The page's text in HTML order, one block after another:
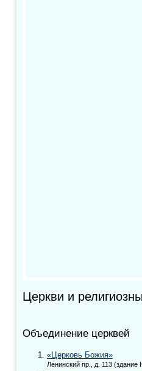
Церкви и
Объединение церквей
«Церковь Божия»
Ленинский пр., д. 113 (здание